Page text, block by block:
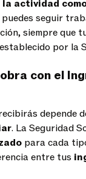
actividad
seguir
siempre que
por la
con el
depende
. La Seguridad
para cada
entre tus